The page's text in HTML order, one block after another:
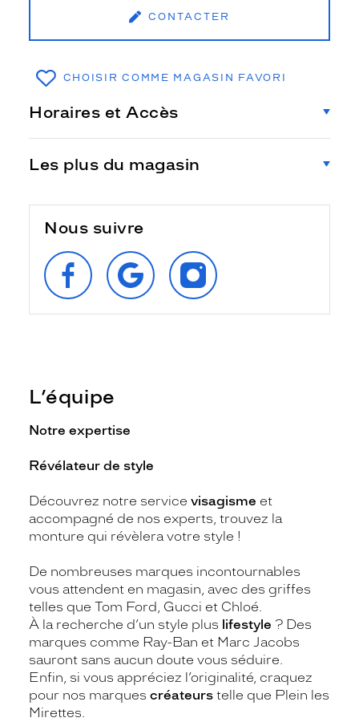
CONTACTER
CHOISIR COMME MAGASIN FAVORI
Horaires et Accès
Les plus du magasin
Nous suivre
SUIVEZ‑NOUS
SUR
FACEBOOK
RETROUVEZ‑NOUS
SUR
GOOGLE
SUIVEZ‑NOUS
SUR
INSTAGRAM
L’équipe
Notre expertise
Révélateur de style
Découvrez notre service visagisme et
accompagné de nos experts, trouvez la
monture qui révèlera votre style !
De nombreuses marques incontournables
vous attendent en magasin, avec des griffes
telles que Tom Ford, Gucci et Chloé.
À la recherche d’un style plus lifestyle ? Des
marques comme Ray-Ban et Marc Jacobs
sauront sans aucun doute vous séduire.
Enfin, si vous appréciez l’originalité, craquez
pour nos marques créateurs telle que Plein les
Mirettes.